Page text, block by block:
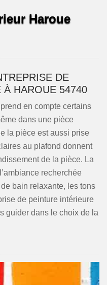
Haroue
DE
À HAROUE 54740
en compte certains
dans une pièce
la pièce est aussi prise
au plafond donnent
de la pièce. La
recherchée
bain relaxante, les tons
de peinture intérieure
guider dans le choix de la